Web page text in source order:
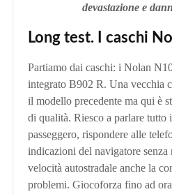
devastazione e
Long test. I caschi
Partiamo dai caschi: i Nolan
integrato B902 R. Una vecchia
il modello precedente ma qui è
di qualità. Riesco a parlare tutto
passeggero, rispondere alle
indicazioni del navigatore
velocità autostradale anche la
problemi. Giocoforza fino ad